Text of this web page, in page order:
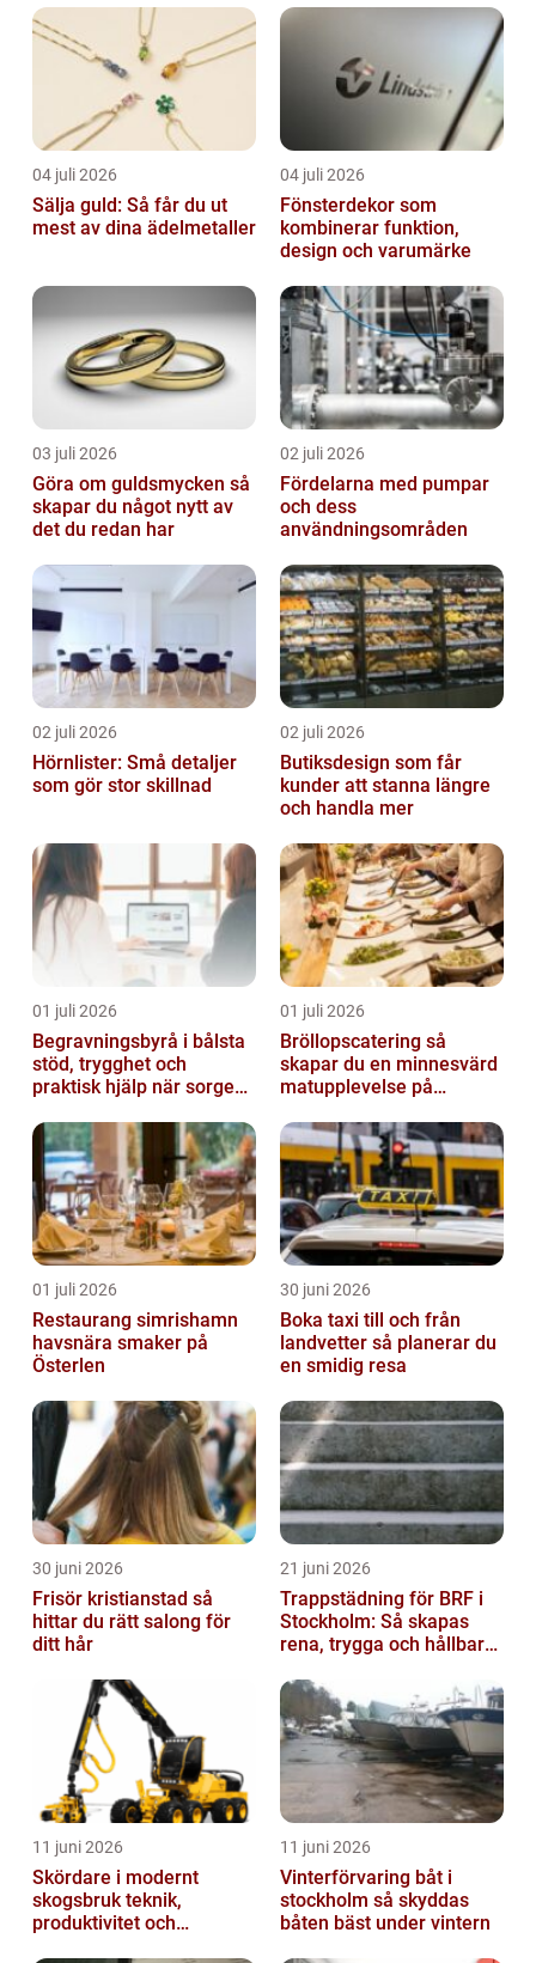
04 juli 2026
Sälja guld: Så får du ut
mest av dina ädelmetaller
04 juli 2026
Fönsterdekor som
kombinerar funktion,
design och varumärke
03 juli 2026
Göra om guldsmycken så
skapar du något nytt av
det du redan har
02 juli 2026
Fördelarna med pumpar
och dess
användningsområden
02 juli 2026
Hörnlister: Små detaljer
som gör stor skillnad
02 juli 2026
Butiksdesign som får
kunder att stanna längre
och handla mer
01 juli 2026
Begravningsbyrå i bålsta
stöd, trygghet och
praktisk hjälp när sorgen
01 juli 2026
Bröllopscatering så
skapar du en minnesvärd
matupplevelse på
01 juli 2026
Restaurang simrishamn
havsnära smaker på
Österlen
30 juni 2026
Boka taxi till och från
landvetter så planerar du
en smidig resa
30 juni 2026
Frisör kristianstad så
hittar du rätt salong för
ditt hår
21 juni 2026
Trappstädning för BRF i
Stockholm: Så skapas
rena, trygga och hållbara
11 juni 2026
Skördare i modernt
skogsbruk teknik,
produktivitet och
11 juni 2026
Vinterförvaring båt i
stockholm så skyddas
båten bäst under vintern